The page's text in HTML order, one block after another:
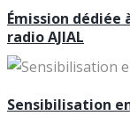
Émission dédiée
radio AJIAL
Sensibilisation